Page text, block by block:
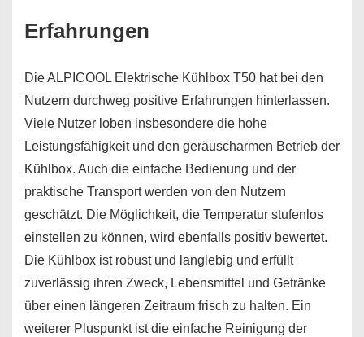
Erfahrungen
Die ALPICOOL Elektrische Kühlbox T50 hat bei den
Nutzern durchweg positive Erfahrungen hinterlassen.
Viele Nutzer loben insbesondere die hohe
Leistungsfähigkeit und den geräuscharmen Betrieb der
Kühlbox. Auch die einfache Bedienung und der
praktische Transport werden von den Nutzern
geschätzt. Die Möglichkeit, die Temperatur stufenlos
einstellen zu können, wird ebenfalls positiv bewertet.
Die Kühlbox ist robust und langlebig und erfüllt
zuverlässig ihren Zweck, Lebensmittel und Getränke
über einen längeren Zeitraum frisch zu halten. Ein
weiterer Pluspunkt ist die einfache Reinigung der